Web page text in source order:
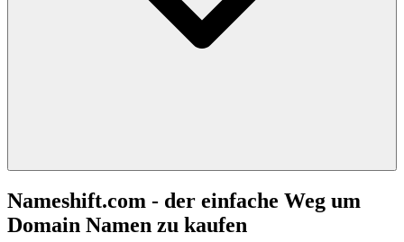
Nameshift.com - der einfache Weg um
Domain Namen zu kaufen